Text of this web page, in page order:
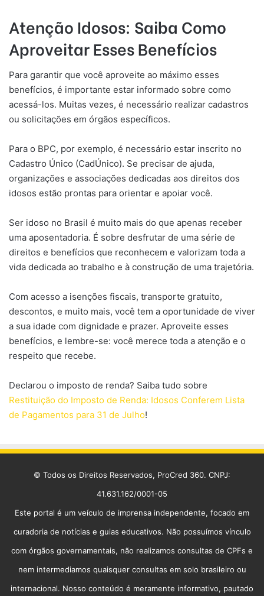
Atenção Idosos: Saiba Como
Aproveitar Esses Benefícios
Para garantir que você aproveite ao máximo esses
benefícios, é importante estar informado sobre como
acessá-los. Muitas vezes, é necessário realizar cadastros
ou solicitações em órgãos específicos.
Para o BPC, por exemplo, é necessário estar inscrito no
Cadastro Único (CadÚnico). Se precisar de ajuda,
organizações e associações dedicadas aos direitos dos
idosos estão prontas para orientar e apoiar você.
Ser idoso no Brasil é muito mais do que apenas receber
uma aposentadoria. É sobre desfrutar de uma série de
direitos e benefícios que reconhecem e valorizam toda a
vida dedicada ao trabalho e à construção de uma trajetória.
Com acesso a isenções fiscais, transporte gratuito,
descontos, e muito mais, você tem a oportunidade de viver
a sua idade com dignidade e prazer. Aproveite esses
benefícios, e lembre-se: você merece toda a atenção e o
respeito que recebe.
Declarou o imposto de renda? Saiba tudo sobre
Restituição do Imposto de Renda: Idosos Conferem Lista
de Pagamentos para 31 de Julho!
© Todos os Direitos Reservados, ProCred 360. CNPJ:
41.631.162/0001-05
Este portal é um veículo de imprensa independente, focado em
curadoria de notícias e guias educativos. Não possuímos vínculo
com órgãos governamentais, não realizamos consultas de CPFs e
nem intermediamos quaisquer consultas em solo brasileiro ou
internacional. Nosso conteúdo é meramente informativo, pautado